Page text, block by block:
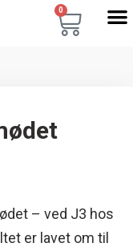
0
– ved J3 hos
er lavet om til